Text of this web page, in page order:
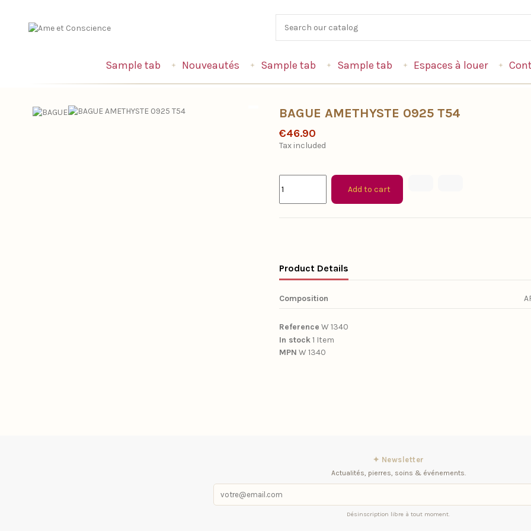
Sample tab Nouveautés Sample tab Sample tab Espaces à louer
BAGUE AMETHYSTE 0925 T54
€46.90
Tax included
Add to cart
Product Details
Composition
Reference W 1340
In stock1 Item
MPN W 1340
✦ Newsletter
Actualités, pierres, soins & événements.
Désinscription libre à tout moment.